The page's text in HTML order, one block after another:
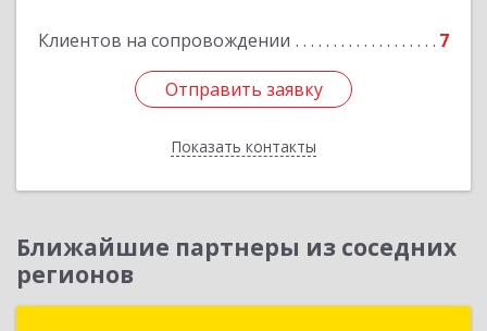
Клиентов на сопровождении 7
Отправить заявку
Показать контакты
Подробнее
Отправить заявку
Назад
Ближайшие партнеры из соседних
регионов